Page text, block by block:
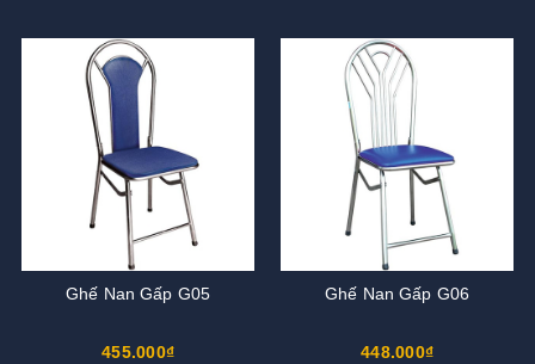
Ghế Nan Gấp G05
455.000₫
Ghế Nan Gấp G06
448.000₫